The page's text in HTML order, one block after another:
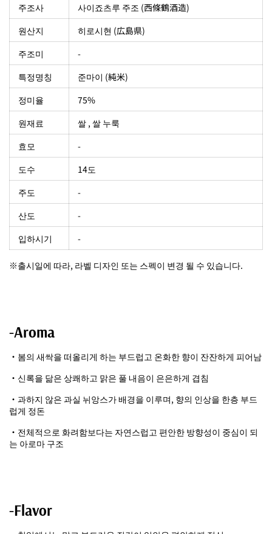
주조사
‎사이죠츠루 주조 (西條鶴酒造)
원산지
히로시현 (広島県)
주조미
-
특정명칭
준마이 (純米)
정미율
75%
원재료
쌀 , 쌀 누룩
효모
-
도수
14도
주도
-
산도
-
입하시기
-
※출시일에 따라, 라벨 디자인 또는 스펙이 변경 될 수 있습니다.
-Aroma
・봄의 새싹을 떠올리게 하는 부드럽고 온화한 향이 잔잔하게 피어남
・신록을 닮은 상쾌하고 맑은 풀 내음이 은은하게 겹침
・과하지 않은 과실 뉘앙스가 배경을 이루며, 향의 인상을 한층 부드
럽게 정돈
・전체적으로 화려함보다는 자연스럽고 편안한 방향성이 중심이 되
는 아로마 구조
-Flavor